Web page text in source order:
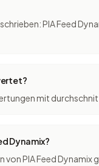
PIA Feed
mit
Dynamix?
von PIA Feed